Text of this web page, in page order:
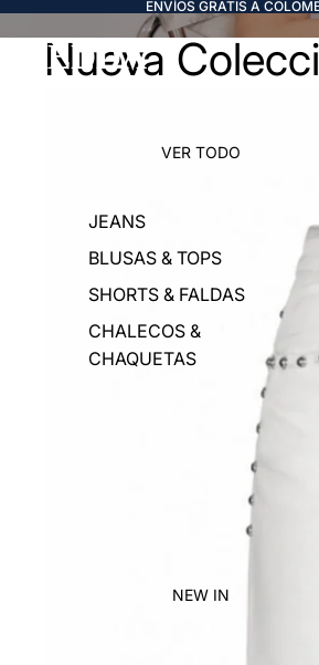
ENVÍOS GRATIS A
FREDDA
VER TODO
JEANS
BLUSAS & TOPS
SHORTS & FALDAS
CHALECOS &
CHAQUETAS
NEW IN
Nueva